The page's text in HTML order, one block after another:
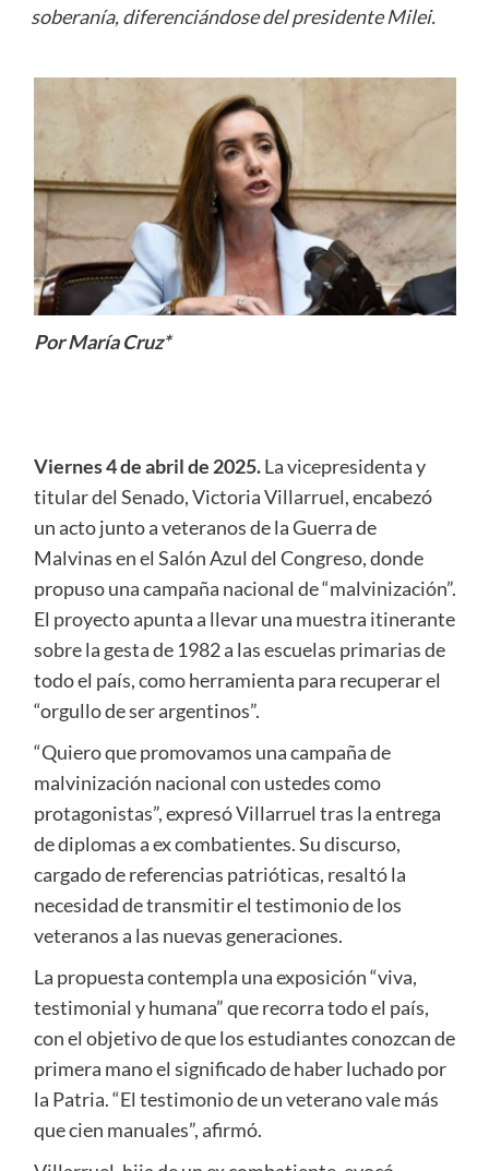
soberanía, diferenciándose del presidente Milei.
Por María Cruz*
Viernes 4 de abril de 2025.La vicepresidenta y
titular del Senado, Victoria Villarruel, encabezó
un acto junto a veteranos de la Guerra de
Malvinas en el Salón Azul del Congreso, donde
propuso una campaña nacional de “malvinización”.
El proyecto apunta a llevar una muestra itinerante
sobre la gesta de 1982 a las escuelas primarias de
todo el país, como herramienta para recuperar el
“orgullo de ser argentinos”.
“Quiero que promovamos una campaña de
malvinización nacional con ustedes como
protagonistas”, expresó Villarruel tras la entrega
de diplomas a ex combatientes. Su discurso,
cargado de referencias patrióticas, resaltó la
necesidad de transmitir el testimonio de los
veteranos a las nuevas generaciones.
La propuesta contempla una exposición “viva,
testimonial y humana” que recorra todo el país,
con el objetivo de que los estudiantes conozcan de
primera mano el significado de haber luchado por
la Patria. “El testimonio de un veterano vale más
que cien manuales”, afirmó.